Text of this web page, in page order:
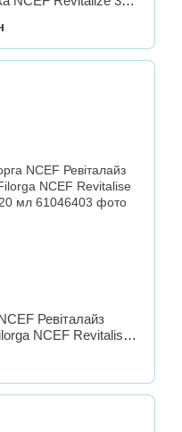
Ревіталайз
NCEF Revitalise